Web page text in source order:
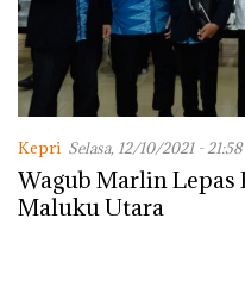
Kepri Selasa, 12/10/2021 -
Wagub Marlin Lepas
Maluku Utara